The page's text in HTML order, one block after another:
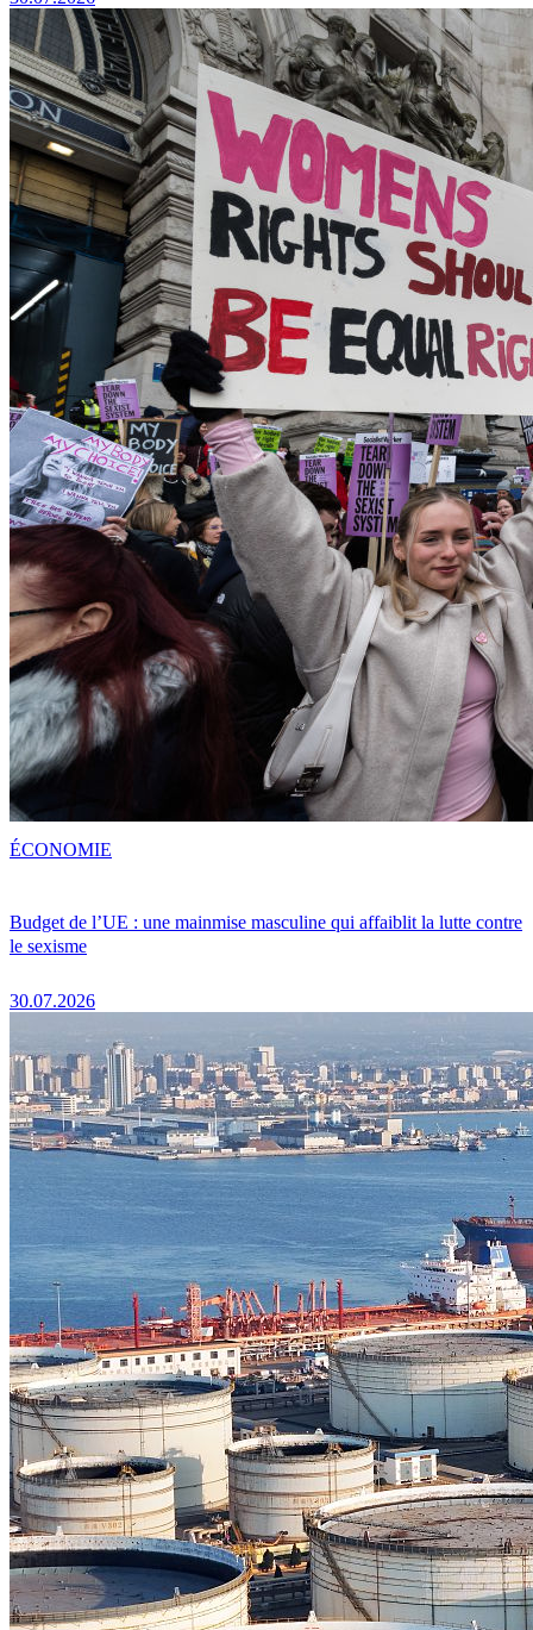
Budget de l’UE : une mainmise masculine qui affaiblit la lutte contre
le sexisme
30.07.2026
ÉCONOMIE